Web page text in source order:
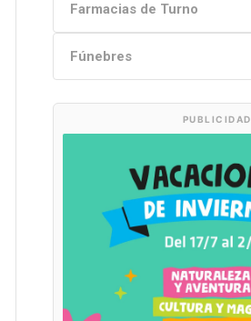
Farmacias de Turno
Fúnebres
PUBLICIDAD